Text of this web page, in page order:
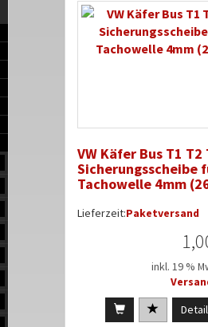
VW Käfer Bus T1 T2
Sicherungsscheibe
Tachowelle 4mm
Lieferzeit:Paketversand
inkl. 19 %